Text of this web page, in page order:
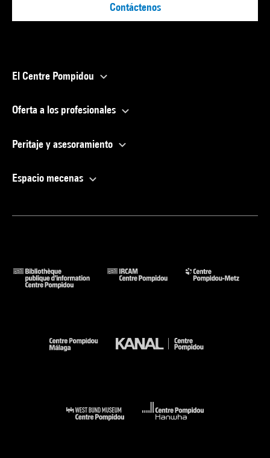
Contáctenos
El Centre Pompidou
Oferta a los profesionales
Peritaje y asesoramiento
Espacio mecenas